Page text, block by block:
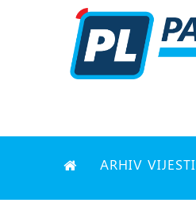
ARHIV VIJESTI